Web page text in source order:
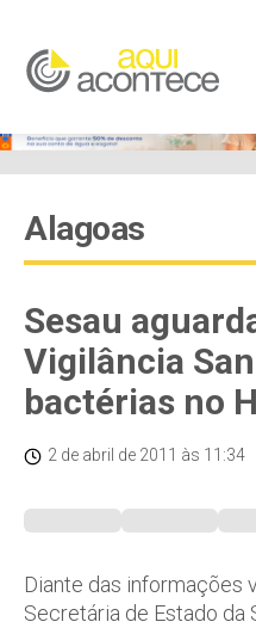
Alagoas
Sesau
Vigilância
bactérias no
2 de abril de 2011 às 11:34
Diante das informações
Secretária de Estado da